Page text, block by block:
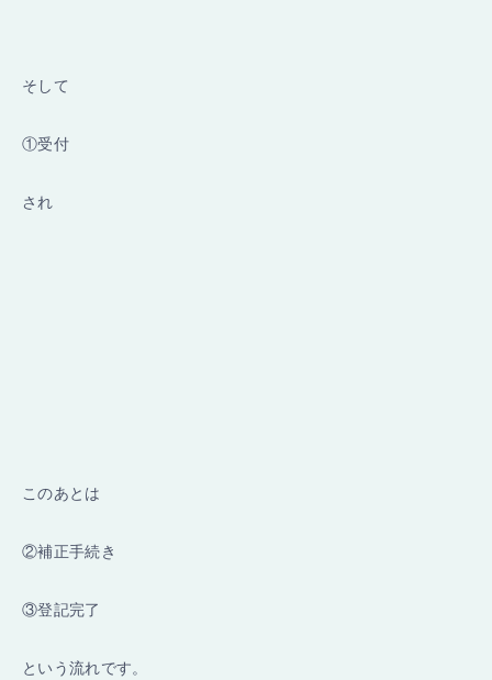
そして
①受付
され
このあとは
②補正手続き
③登記完了
という流れです。